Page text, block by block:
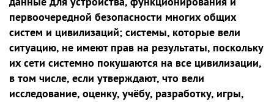
первоочередной безопасности многих общих
систем и цивилизаций; системы, которые вели
ситуацию, не имеют прав на результаты, поскольку
их сети системно покушаются на все цивилизации,
в том числе, если утверждают, что вели
исследование, оценку, учёбу, разработку, игры,